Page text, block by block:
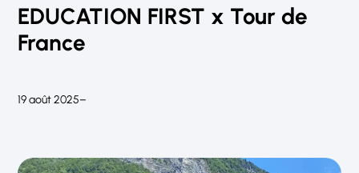
EDUCATION FIRST x Tour de
France
19 août 2025–